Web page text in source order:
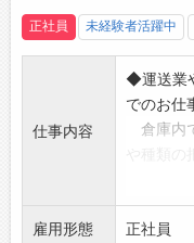
正社員 未経験者活躍中
仕事内容
◆運送業
でのお仕
倉庫内
トラッ
トラッ
*初めて
雇用形態 正社員